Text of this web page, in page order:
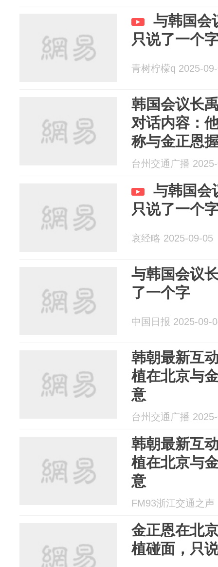
与韩国会
只说了一个
青树柠檬q 2025-
韩国会议长
对话内容：
称与金正恩
成果”
台州交通广播
与韩国会
只说了一个
哀经略 2025-09-05
与韩国会议
了一个字
中国日报 2025-09-
韩朝最新互
植在北京与
意
台州交通广播
韩朝最新互
植在北京与
意
FM93浙江交通之声
金正恩在北
植碰面，只